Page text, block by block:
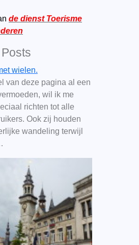
de dienst Toerisme
wielen.
van deze pagina al een
wil ik me
richten tot alle
Ook zij houden
wandeling terwijl